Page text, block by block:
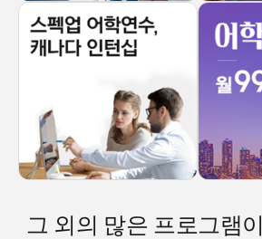
그 외의 많은 프로그램